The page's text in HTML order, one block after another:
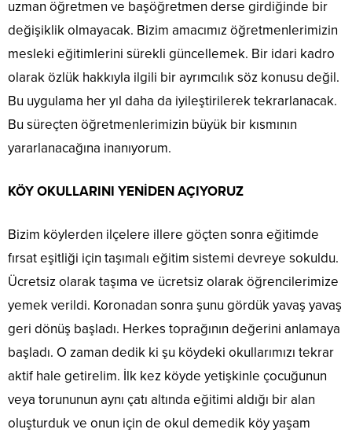
uzman öğretmen ve başöğretmen derse girdiğinde bir
değişiklik olmayacak. Bizim amacımız öğretmenlerimizin
mesleki eğitimlerini sürekli güncellemek. Bir idari kadro
olarak özlük hakkıyla ilgili bir ayrımcılık söz konusu değil.
Bu uygulama her yıl daha da iyileştirilerek tekrarlanacak.
Bu süreçten öğretmenlerimizin büyük bir kısmının
yararlanacağına inanıyorum.
KÖY OKULLARINI YENİDEN AÇIYORUZ
Bizim köylerden ilçelere illere göçten sonra eğitimde
fırsat eşitliği için taşımalı eğitim sistemi devreye sokuldu.
Ücretsiz olarak taşıma ve ücretsiz olarak öğrencilerimize
yemek verildi. Koronadan sonra şunu gördük yavaş yavaş
geri dönüş başladı. Herkes toprağının değerini anlamaya
başladı. O zaman dedik ki şu köydeki okullarımızı tekrar
aktif hale getirelim. İlk kez köyde yetişkinle çocuğunun
veya torununun aynı çatı altında eğitimi aldığı bir alan
oluşturduk ve onun için de okul demedik köy yaşam